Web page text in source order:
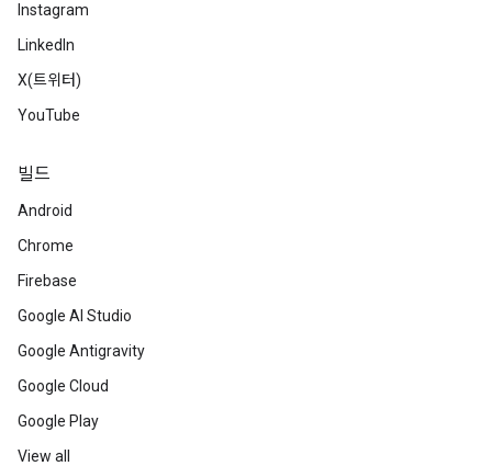
Instagram
LinkedIn
X(트위터)
YouTube
빌드
Android
Chrome
Firebase
Google AI Studio
Google Antigravity
Google Cloud
Google Play
View all